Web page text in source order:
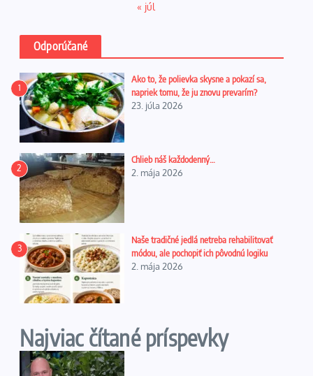
« júl
Odporúčané
1
Ako to, že polievka skysne a pokazí sa,
napriek tomu, že ju znovu prevarím?
23. júla 2026
2
Chlieb náš každodenný…
2. mája 2026
3
Naše tradičné jedlá netreba rehabilitovať
módou, ale pochopiť ich pôvodnú logiku
2. mája 2026
Najviac čítané príspevky